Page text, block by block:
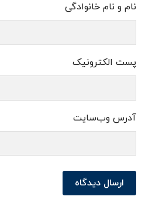
نام و نام خانوادگی
پست الکترونیک
آدرس وب‌سایت
ارسال دیدگاه